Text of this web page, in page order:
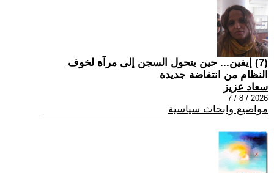
(7) إيفين... حين يتحول السجن إلى مرآة لخوف
النظام من انتفاضة جديدة
سعاد عزيز
2026 / 8 / 7
مواضيع وابحاث سياسية